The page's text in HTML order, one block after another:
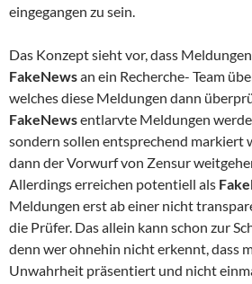
eingegangen zu sein.
Das Konzept sieht vor, dass
FakeNewsan ein Recherche- Team
welches diese Meldungen dann
FakeNewsentlarvte Meldungen
sondern sollen entsprechend markiert
dann der Vorwurf von Zensur
Allerdings erreichen potentiell als
Meldungen erst ab einer nicht
die Prüfer. Das allein kann schon zur
denn wer ohnehin nicht erkennt, dass
Unwahrheit präsentiert und nicht